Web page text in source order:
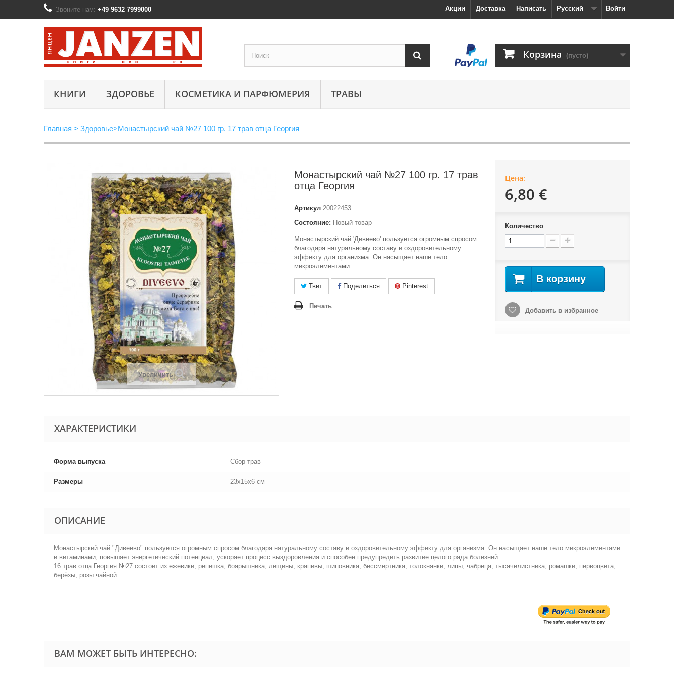
Войти
Русский
Написать
Доставка
Акции
Звоните нам: +49 9632 7999000
Корзина (пусто)
КНИГИ ЗДОРОВЬЕ КОСМЕТИКА И ПАРФЮМЕРИЯ ТРАВЫ
Главная > Здоровье>Монастырский чай №27 100 гр. 17 трав отца Георгия
Увеличить
Монастырский чай №27 100 гр. 17 трав
отца Георгия
Артикул 20022453
Состояние: Новый товар
Монастырский чай 'Дивеево' пользуется огромным спросом
благодаря натуральному составу и оздоровительному
эффекту для организма. Он насыщает наше тело
микроэлементами
Твит Поделиться Pinterest
Печать
Цена:
6,80 €
Количество
В корзину
Добавить в избранное
ХАРАКТЕРИСТИКИ
Форма выпуска Сбор трав
Размеры 23x15x6 см
ОПИСАНИЕ
Монастырский чай "Дивеево" пользуется огромным спросом благодаря натуральному составу и оздоровительному эффекту для организма. Он насыщает наше тело микроэлементами
и витаминами, повышает энергетический потенциал, ускоряет процесс выздоровления и способен предупредить развитие целого ряда болезней.
16 трав отца Георгия №27 состоит из ежевики, репешка, боярышника, лещины, крапивы, шиповника, бессмертника, толокнянки, липы, чабреца, тысячелистника, ромашки, первоцвета,
берёзы, розы чайной.
ВАМ МОЖЕТ БЫТЬ ИНТЕРЕСНО: